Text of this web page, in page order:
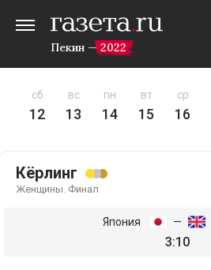
Пекин — 2022
сб
12
вс
13
пн
14
вт
15
ср
16
Кёрлинг
Женщины. Финал
Япония —
3:10